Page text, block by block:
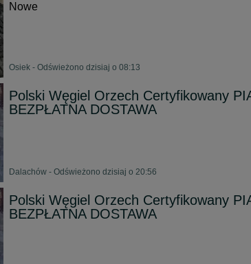
Nowe
Osiek - Odświeżono dzisiaj o 08:13
Polski Węgiel Orzech Certyfikowany
BEZPŁATNA DOSTAWA
Dalachów - Odświeżono dzisiaj o 20:56
Polski Węgiel Orzech Certyfikowany
BEZPŁATNA DOSTAWA